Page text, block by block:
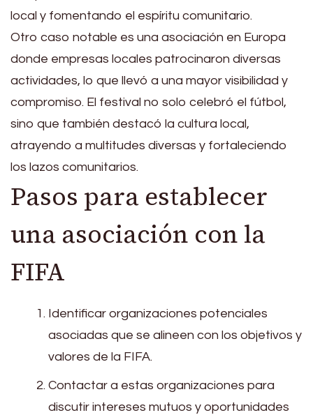
local y fomentando el espíritu comunitario.
Otro caso notable es una asociación en Europa
donde empresas locales patrocinaron diversas
actividades, lo que llevó a una mayor visibilidad y
compromiso. El festival no solo celebró el fútbol,
sino que también destacó la cultura local,
atrayendo a multitudes diversas y fortaleciendo
los lazos comunitarios.
Pasos para establecer
una asociación con la
FIFA
Identificar organizaciones potenciales
asociadas que se alineen con los objetivos y
valores de la FIFA.
Contactar a estas organizaciones para
discutir intereses mutuos y oportunidades